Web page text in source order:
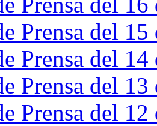
Prensa del
Prensa del
Prensa del
Prensa del